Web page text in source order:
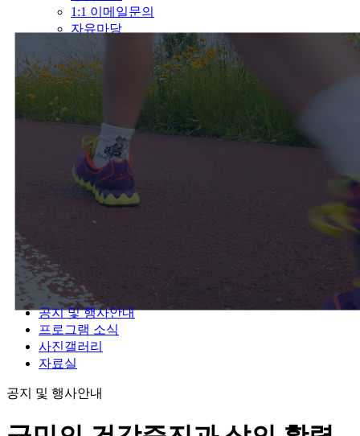
1:1 이메일문의
자유마당
공지 및 행사안내
프로그램 소식
사진갤러리
자료실
공지 및 행사안내